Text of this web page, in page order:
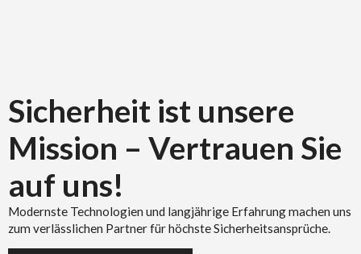
Sicherheit ist unsere
Mission – Vertrauen Sie
auf uns!
Modernste Technologien und langjährige Erfahrung machen uns
zum verlässlichen Partner für höchste Sicherheitsansprüche.